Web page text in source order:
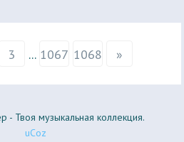
3 ... 1067 1068 »
Твоя музыкальная коллекция.
uCoz